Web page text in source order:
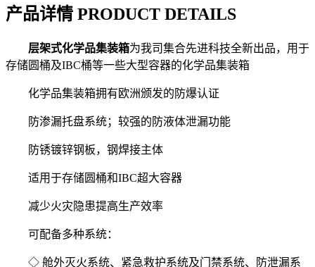
产品详情 PRODUCT DETAILS
层架式化学品集装箱为我司集合先进科技全新出品，用于
存储圆桶及IBC桶等一些大型容器的化学品集装箱
化学品集装箱拥有欧洲颁发的防爆认证
防渗漏托盘系统；较强的防液体泄漏功能
防锈镀锌钢板，钢焊接主体
适用于存储圆桶和IBC超大容器
减少火灾隐患提高生产效率
可配备多种系统：
◇ 舱外灭火系统、紧急救护系统及门禁系统、防泄漏系